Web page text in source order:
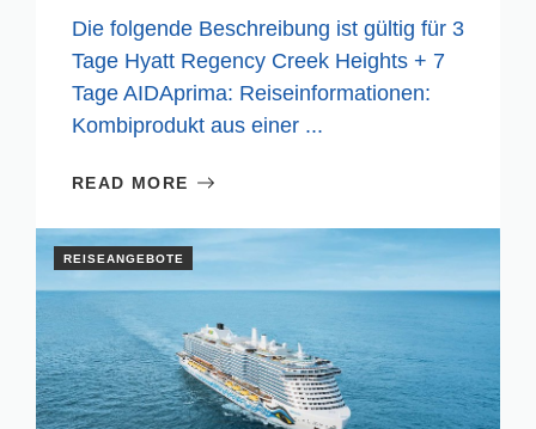
Die folgende Beschreibung ist gültig für 3
Tage Hyatt Regency Creek Heights + 7
Tage AIDAprima: Reiseinformationen:
Kombiprodukt aus einer ...
READ MORE
REISEANGEBOTE